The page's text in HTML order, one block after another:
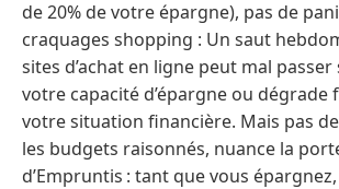
de 20% de votre épargne), pas de
craquages shopping : Un saut
sites d’achat en ligne peut mal
votre capacité d’épargne ou dégrade
votre situation financière. Mais pas
les budgets raisonnés, nuance la
d’Empruntis : tant que vous